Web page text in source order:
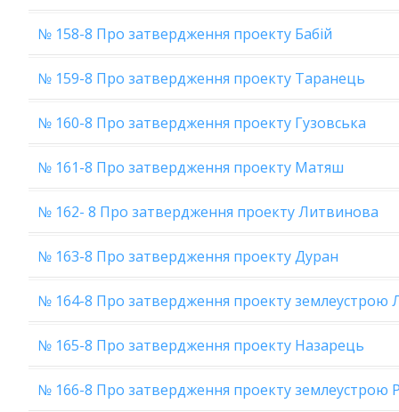
№ 158-8 Про затвердження проекту Бабій
№ 159-8 Про затвердження проекту Таранець
№ 160-8 Про затвердження проекту Гузовська
№ 161-8 Про затвердження проекту Матяш
№ 162- 8 Про затвердження проекту Литвинова
№ 163-8 Про затвердження проекту Дуран
№ 164-8 Про затвердження проекту землеустрою
№ 165-8 Про затвердження проекту Назарець
№ 166-8 Про затвердження проекту землеустрою